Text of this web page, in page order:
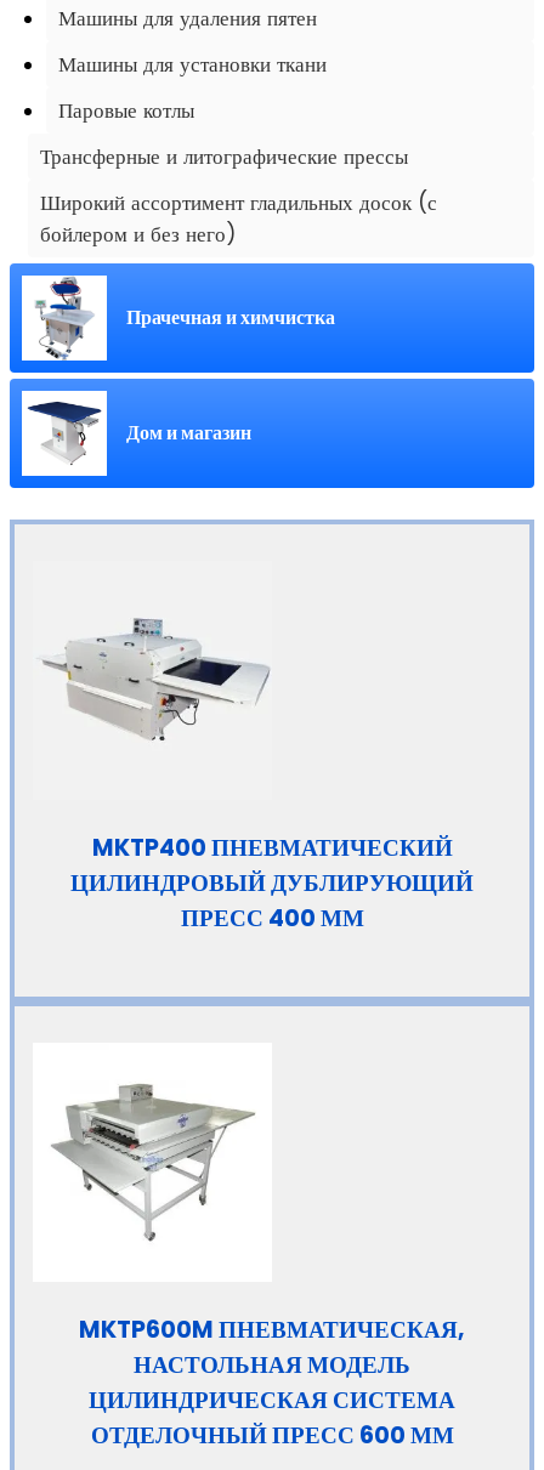
Машины для удаления пятен
Машины для установки ткани
Паровые котлы
Трансферные и литографические прессы
Широкий ассортимент гладильных досок (с
бойлером и без него)
Прачечная и химчистка
Дом и магазин
MKTP400 ПНЕВМАТИЧЕСКИЙ
ЦИЛИНДРОВЫЙ ДУБЛИРУЮЩИЙ
ПРЕСС 400 ММ
MKTP600M ПНЕВМАТИЧЕСКАЯ,
НАСТОЛЬНАЯ МОДЕЛЬ
ЦИЛИНДРИЧЕСКАЯ СИСТЕМА
ОТДЕЛОЧНЫЙ ПРЕСС 600 ММ